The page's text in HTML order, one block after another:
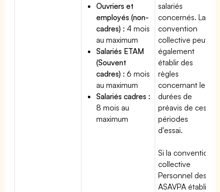
Ouvriers et
employés (non-
cadres) : 4 mois
au maximum
Salariés ETAM
(Souvent
cadres) : 6 mois
au maximum
Salariés cadres :
8 mois au
maximum
salariés
concernés. La
convention
collective peut
également
établir des
règles
concernant les
durées de
préavis de ces
périodes
d'essai.
Si la convention
collective
Personnel des
ASAVPA établit